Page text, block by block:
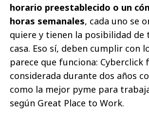
horario preestablecido o un
horas semanales, cada uno se
quiere y tienen la posibilidad de
casa. Eso sí, deben cumplir con
parece que funciona: Cyberclick
considerada durante dos años
como la mejor pyme para
según Great Place to Work.